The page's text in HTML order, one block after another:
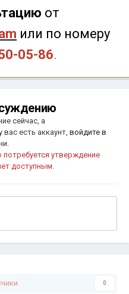
от
или по номеру
05-86.
сейчас, а
есть аккаунт, войдите в
утверждение
доступным.
0